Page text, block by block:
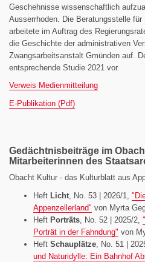
Geschehnisse wissenschaftlich
Ausserrhoden. Die Beratungsstelle
arbeitete im Auftrag des
die Geschichte der administrativen
Zwangsarbeitsanstalt Gmünden auf.
entsprechende Studie 2021 vor.
Verweis Medienmitteilung
E-Publikation (Pdf)
Gedächtnisbeiträge im
Mitarbeiterinnen des
Obacht Kultur - das Kulturblatt aus
Heft Licht , No. 53 | 2026/1,
Appenzellerland" von Myrta
Heft Porträts , No. 52 | 2025/2,
Porträt in der Fahndung" von
Heft Schauplätze , No. 51 |
und Naturidylle: Ein Bahnhof